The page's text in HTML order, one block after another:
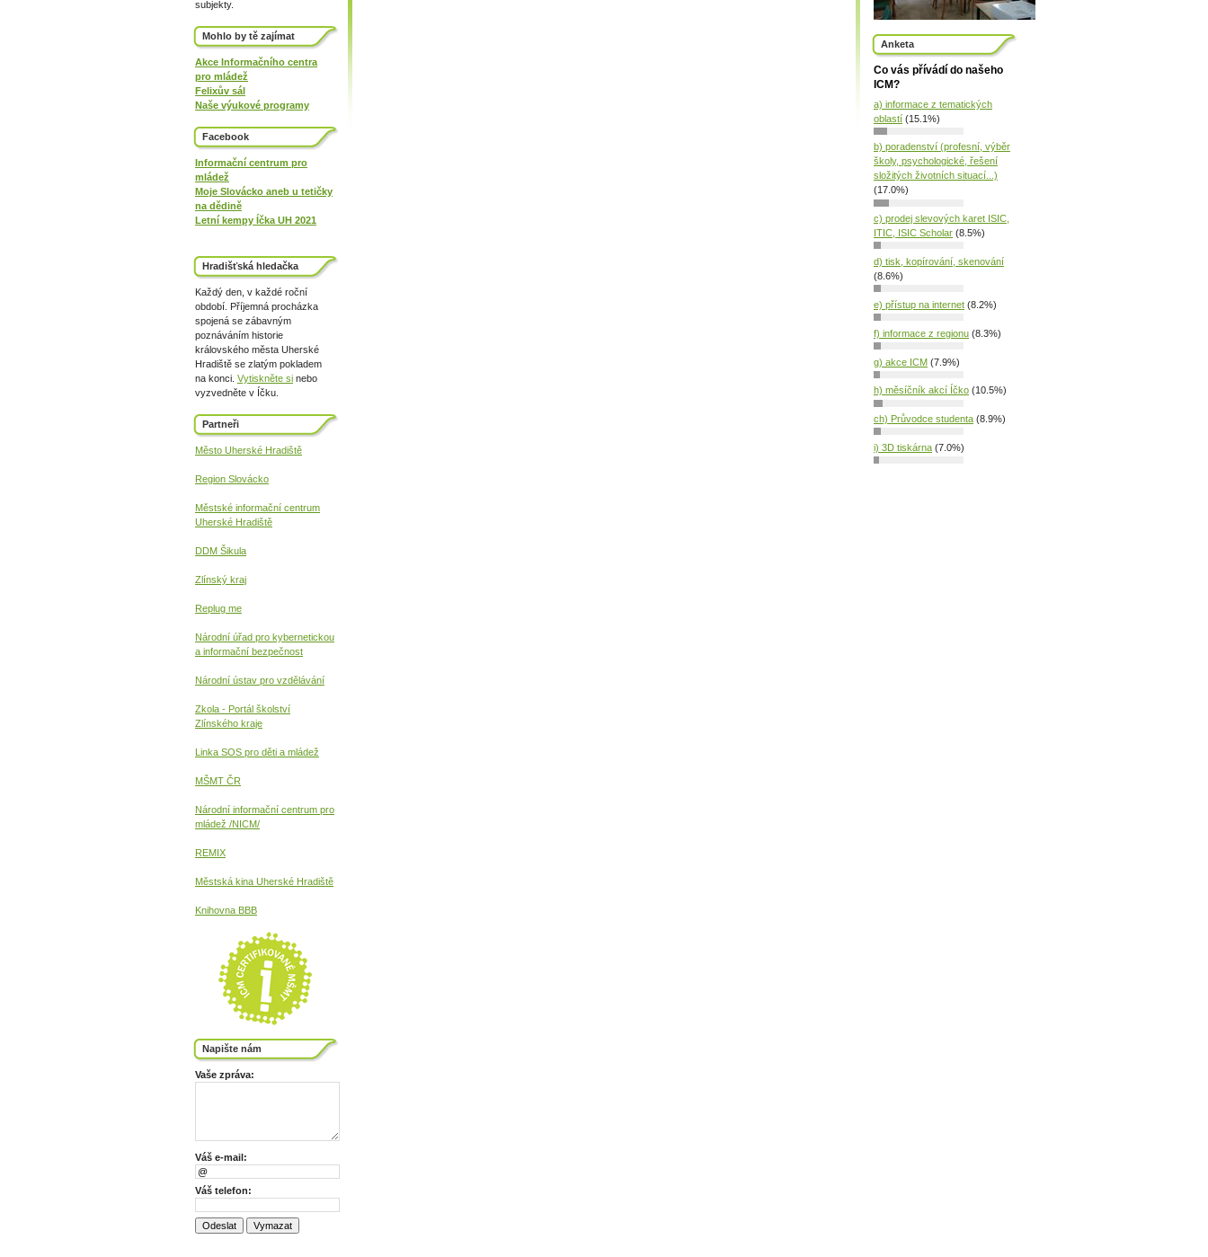
Anketa
Co vás přívádí do našeho
ICM?
a) informace z tematických
oblastí (15.1%)
b) poradenství (profesní, výběr
školy, psychologické, řešení
složitých životních situací...)
(17.0%)
c) prodej slevových karet ISIC,
ITIC, ISIC Scholar (8.5%)
d) tisk, kopírování, skenování
(8.6%)
e) přístup na internet (8.2%)
f) informace z regionu (8.3%)
g) akce ICM (7.9%)
h) měsíčník akcí Íčko (10.5%)
ch) Průvodce studenta (8.9%)
i) 3D tiskárna (7.0%)
subjekty.
Mohlo by tě zajímat
Akce Informačního centra
pro mládež
Felixův sál
Naše výukové programy
Facebook
Informační centrum pro
mládež
Moje Slovácko aneb u tetičky
na dědině
Letní kempy Íčka UH 2021
Hradišťská hledačka
Každý den, v každé roční
období. Příjemná procházka
spojená se zábavným
poznáváním historie
královského města Uherské
Hradiště se zlatým pokladem
na konci. Vytiskněte si nebo
vyzvedněte v Íčku.
Partneři
Město Uherské Hradiště
Region Slovácko
Městské informační centrum
Uherské Hradiště
DDM Šikula
Zlínský kraj
Replug me
Národní úřad pro kybernetickou
a informační bezpečnost
Národní ústav pro vzdělávání
Zkola - Portál školství
Zlínského kraje
Linka SOS pro děti a mládež
MŠMT ČR
Národní informační centrum pro
mládež /NICM/
REMIX
Městská kina Uherské Hradiště
Knihovna BBB
Napište nám
Vaše zpráva:
Váš e-mail:
Váš telefon: